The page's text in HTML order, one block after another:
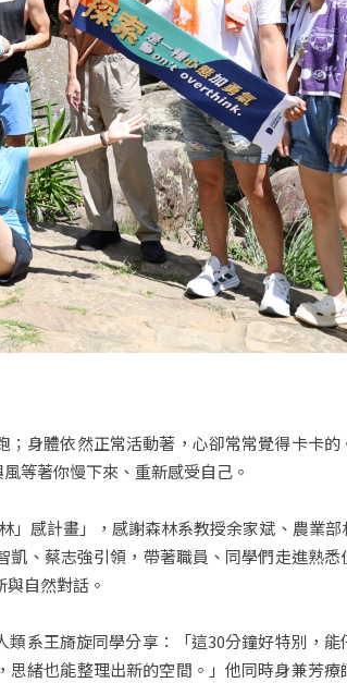
身體依然正常活動著，心卻常常覺得卡卡的
等著你慢下來、重新感受自己。
感計畫」，感謝森林系教授余家斌、農業部
、蔡志強引領，帶著職員、同學們走進熟悉
自然對話。
系王旖旋同學分享：「這30分鐘好特別，能
緒也能整理出新的空間。」他同時身兼芳療